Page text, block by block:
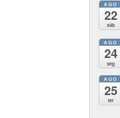
AGO
22
sáb
AGO
24
seg
AGO
25
ter